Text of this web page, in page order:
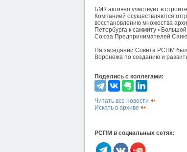
БМК активно участвует в
Компанией осуществляются
восстановлению множества
Петербурга к саммиту
Союза Предпринимателей
На заседании Совета РСПМ был
Воронежа по созданию и
Поделись с коллегами:
Читать все новости
Искать в архиве
РСПМ в социальных сетях: